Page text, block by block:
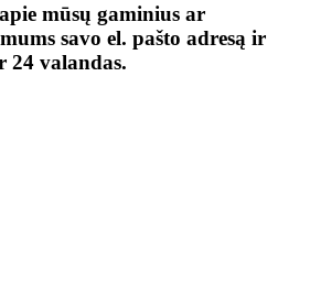
mūsų gaminius ar
savo el. pašto adresą ir
24 valandas.